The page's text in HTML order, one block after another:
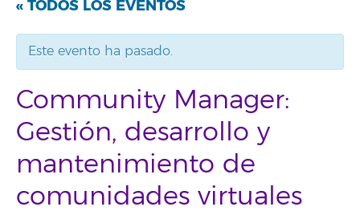
« TODOS LOS EVENTOS
Este evento ha pasado.
Community Manager:
Gestión, desarrollo y
mantenimiento de
comunidades virtuales